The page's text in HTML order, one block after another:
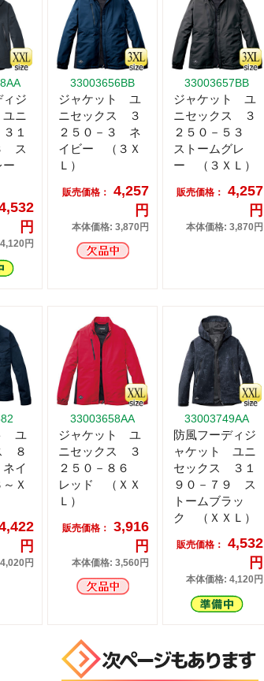
ィジ
ニ
１
ス
ー
円
円
33003656BB
ジャケット ユ
ニセックス ３
２５０－３ ネ
イビー （３Ｘ
Ｌ）
販売価格：
4,257
円
本体価格: 3,870円
33003657BB
ジャケット ユ
ニセックス ３
２５０－５３
ストームグレ
ー （３ＸＬ）
販売価格：
4,257
円
本体価格: 3,870円
ユ
８
イ
Ｘ
円
円
33003658AA
ジャケット ユ
ニセックス ３
２５０－８６
レッド （ＸＸ
Ｌ）
販売価格：
3,916
円
本体価格: 3,560円
33003749AA
防風フーディジ
ャケット ユニ
セックス ３１
９０－７９ ス
トームブラッ
ク （ＸＸＬ）
販売価格：
4,532
円
本体価格: 4,120円